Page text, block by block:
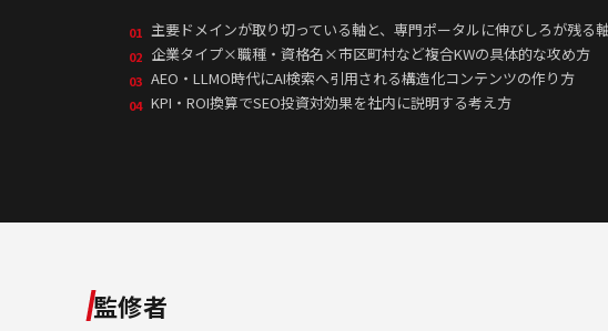
01 主要ドメインが取り切っている軸と、専門ポータルに伸びしろが残る
02 企業タイプ×職種・資格名×市区町村など複合KWの具体的な攻め方
03 AEO・LLMO時代にAI検索へ引用される構造化コンテンツの作り方
04 KPI・ROI換算でSEO投資対効果を社内に説明する考え方
監修者